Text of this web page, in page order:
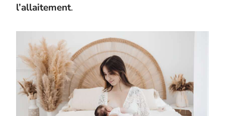
l’allaitement.